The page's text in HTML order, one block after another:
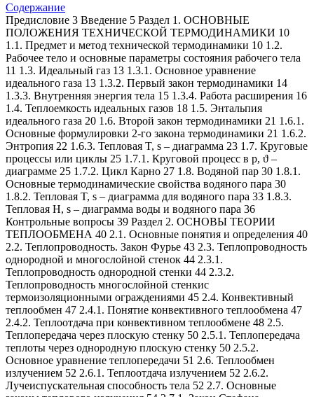
Содержание
Предисловие 3 Введение 5 Раздел 1. ОСНОВНЫЕ
ПОЛОЖЕНИЯ ТЕХНИЧЕСКОЙ ТЕРМОДИНАМИКИ 10
1.1. Предмет и метод технической термодинамики 10 1.2.
Рабочее тело и основные параметры состояния рабочего тела
11 1.3. Идеальный газ 13 1.3.1. Основное уравнение
идеального газа 13 1.3.2. Первый закон термодинамики 14
1.3.3. Внутренняя энергия тела 15 1.3.4. Работа расширения 16
1.4. Теплоемкость идеальных газов 18 1.5. Энтальпия
идеального газа 20 1.6. Второй закон термодинамики 21 1.6.1.
Основные формулировки 2-го закона термодинамики 21 1.6.2.
Энтропия 22 1.6.3. Тепловая T, s – диаграмма 23 1.7. Круговые
процессы или циклы 25 1.7.1. Круговой процесс в р, ϑ –
диаграмме 25 1.7.2. Цикл Карно 27 1.8. Водяной пар 30 1.8.1.
Основные термодинамические свойства водяного пара 30
1.8.2. Тепловая T, s – диаграмма для водяного пара 33 1.8.3.
Тепловая H, s – диаграмма воды и водяного пара 36
Контрольные вопросы 39 Раздел 2. ОСНОВЫ ТЕОРИИ
ТЕПЛООБМЕНА 40 2.1. Основные понятия и определения 40
2.2. Теплопроводность. Закон Фурье 43 2.3. Теплопроводность
однородной и многослойной стенок 44 2.3.1.
Теплопроводность однородной стенки 44 2.3.2.
Теплопроводность многослойной стенкис
термоизоляционными ограждениями 45 2.4. Конвективный
теплообмен 47 2.4.1. Понятие конвективного теплообмена 47
2.4.2. Теплоотдача при конвективном теплообмене 48 2.5.
Теплопередача через плоскую стенку 50 2.5.1. Теплопередача
теплоты через однородную плоскую стенку 50 2.5.2.
Основное уравнение теплопередачи 51 2.6. Теплообмен
излучением 52 2.6.1. Теплоотдача излучением 52 2.6.2.
Лучеиспускательная способность тела 52 2.7. Основные